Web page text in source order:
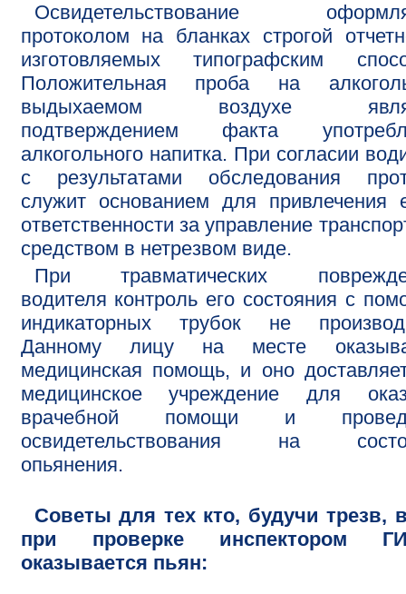
Освидетельствование
протоколом на бланках строгой
изготовляемых типографским
Положительная проба на
выдыхаемом воздухе
подтверждением факта
алкогольного напитка. При согласии
с результатами обследования
служит основанием для привлечения
ответственности за управление
средством в нетрезвом виде.
При травматических
водителя контроль его состояния с
индикаторных трубок не
Данному лицу на месте
медицинская помощь, и оно
медицинское учреждение для
врачебной помощи и
освидетельствования на
опьянения.
Советы для тех кто, будучи трезв,
при проверке инспектором
оказывается пьян: